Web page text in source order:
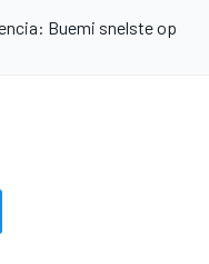
Buemi snelste op